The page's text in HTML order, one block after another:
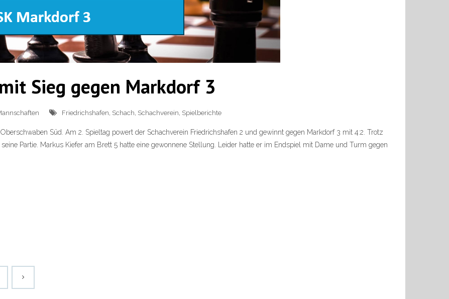
Sieg gegen Markdorf 3
Friedrichshafen, Schach, Schachverein, Spielberichte
Süd. Am 2. Spieltag powert der Schachverein Friedrichshafen 2 und gewinnt gegen Markdorf 3 mit 4:2. Trotz
Partie. Markus Kiefer am Brett 5 hatte eine gewonnene Stellung. Leider hatte er im Endspiel mit Dame und Turm gegen